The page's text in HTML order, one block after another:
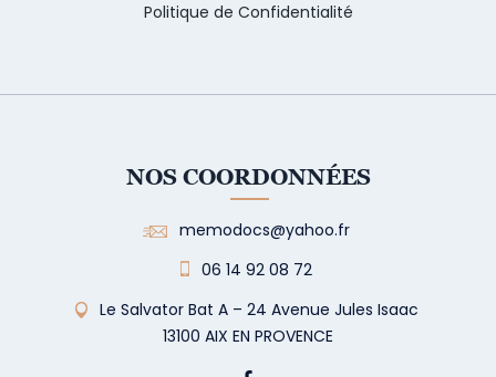
Politique de Confidentialité
NOS COORDONNÉES
memodocs@yahoo.fr
06 14 92 08 72
Le Salvator Bat A – 24 Avenue Jules Isaac
13100 AIX EN PROVENCE